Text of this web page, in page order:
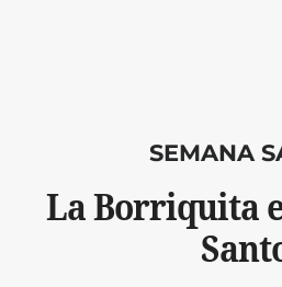
SEMANA
La Borriquita